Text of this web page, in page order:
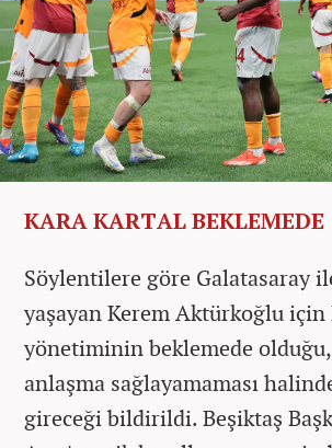
KARA KARTAL BEKLEMEDE
Söylentilere göre Galatasaray
yaşayan Kerem Aktürkoğlu için
yönetiminin beklemede
anlaşma sağlayamaması
gireceği bildirildi. Beşiktaş